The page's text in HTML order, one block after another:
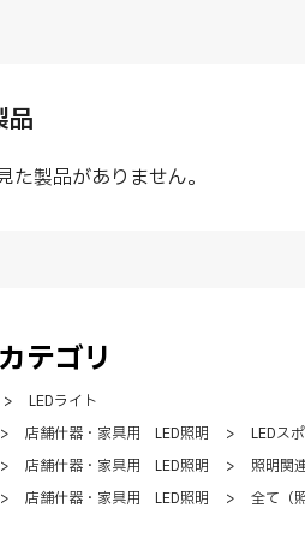
品
た製品がありません。
テゴリ
>
LEDライト
> 店舗什器・家具用 LED照明 >
LEDス
> 店舗什器・家具用 LED照明 >
照明関
> 店舗什器・家具用 LED照明 > 全て（